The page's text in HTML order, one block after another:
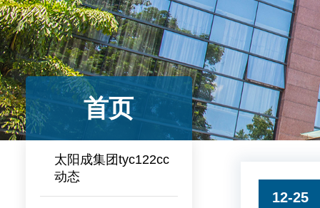
首页
太阳成集团tyc122cc
动态
12-25